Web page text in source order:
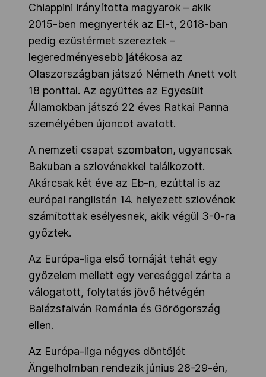
Chiappini irányította magyarok – akik
2015-ben megnyerték az El-t, 2018-ban
pedig ezüstérmet szereztek –
legeredményesebb játékosa az
Olaszországban játszó Németh Anett volt
18 ponttal. Az együttes az Egyesült
Államokban játszó 22 éves Ratkai Panna
személyében újoncot avatott.
A nemzeti csapat szombaton, ugyancsak
Bakuban a szlovénekkel találkozott.
Akárcsak két éve az Eb-n, ezúttal is az
európai ranglistán 14. helyezett szlovénok
számítottak esélyesnek, akik végül 3-0-ra
győztek.
Az Európa-liga első tornáját tehát egy
győzelem mellett egy vereséggel zárta a
válogatott, folytatás jövő hétvégén
Balázsfalván Románia és Görögország
ellen.
Az Európa-liga négyes döntőjét
Ängelholmban rendezik június 28-29-én,